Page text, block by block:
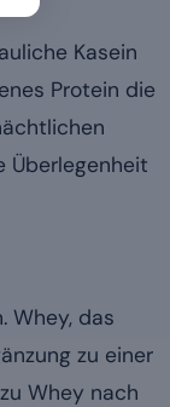
Kasein
Protein die
Überlegenheit
Whey, das
zu einer
Whey nach